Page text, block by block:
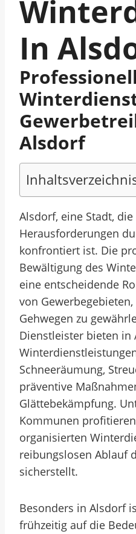
In
Alsdorf
Alsdorf, eine Stadt,
Herausforderungen
konfrontiert ist. Die
Bewältigung des
eine entscheidende
von
Gehwegen zu
Dienstleister bieten in
Schneeräumung,
präventive
Glättebekämpfung.
Kommunen
organisierten
reibungslosen Ablauf
sicherstellt.
Besonders in Alsdorf
frühzeitig auf die